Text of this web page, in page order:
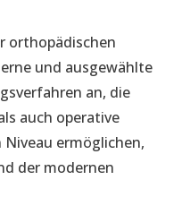
orthopädischen
und ausgewählte
an, die
auch operative
ermöglichen,
der modernen